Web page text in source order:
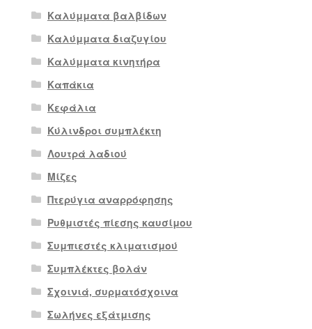
Καλύμματα βαλβίδων
Καλύμματα διαζυγίου
Καλύμματα κινητήρα
Καπάκια
Κεφάλια
Κύλινδροι συμπλέκτη
Λουτρά λαδιού
Μίζες
Πτερύγια αναρρόφησης
Ρυθμιστές πίεσης καυσίμου
Συμπιεστές κλιματισμού
Συμπλέκτες βολάν
Σχοινιά, συρματόσχοινα
Σωλήνες εξάτμισης